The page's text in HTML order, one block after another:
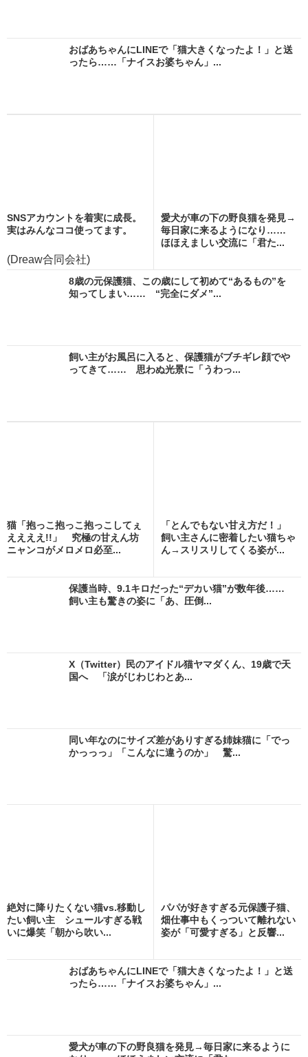
おばあちゃんにLINEで「猫大きくなったよ！」と送
ったら……「ナイスお婆ちゃん」...
SNSアカウントを着実に成長。
実はみんなココ使ってます。
(Dreaw合同会社)
愛犬が車の下の野良猫を発見→
毎日家に来るようになり……
ほほえましい交流に「君た...
8歳の元保護猫、この歳にして初めて“あるもの”を
知ってしまい…… “完全にダメ”...
飼い主がお風呂に入ると、保護猫がブチギレ顔でや
ってきて…… 思わぬ光景に「うわっ...
猫「抱っこ抱っこ抱っこしてぇ
ええええ!!」 究極の甘えん坊
ニャンコがメロメロ必至...
「とんでもない甘え方だ！」
飼い主さんに密着したい猫ちゃ
ん→スリスリしてくる姿が...
保護当時、9.1キロだった“デカい猫”が数年後……
飼い主も驚きの姿に「あ、圧倒...
X（Twitter）民のアイドル猫ヤマダくん、19歳で天
国へ 「涙がじわじわとあ...
同い年なのにサイズ差がありすぎる姉妹猫に「でっ
かっっっ」「こんなに違うのか」 驚...
絶対に降りたくない猫vs.移動し
たい飼い主 シュールすぎる戦
いに爆笑「朝から吹い...
パパが好きすぎる元保護子猫、
畑仕事中もくっついて離れない
姿が「可愛すぎる」と反響...
おばあちゃんにLINEで「猫大きくなったよ！」と送
ったら……「ナイスお婆ちゃん」...
愛犬が車の下の野良猫を発見→毎日家に来るように